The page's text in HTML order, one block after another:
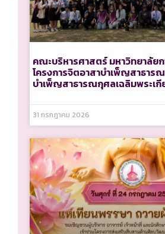
คณะบริหารศาสตร์ มหาวิทยาลัย
โครงการจิตอาสาบำเพ็ญสาธาร
บำเพ็ญสาธารณกุศลเฉลิมพระเกี
31 กรกฎาคม 2026